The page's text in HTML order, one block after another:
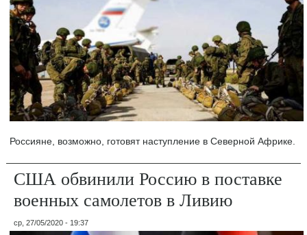
Россияне, возможно, готовят наступление в Северной Африке.
США обвинили Россию в поставке
военных самолетов в Ливию
ср, 27/05/2020 - 19:37